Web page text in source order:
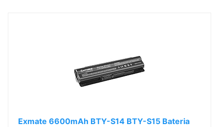
Exmate 6600mAh BTY-S14 BTY-S15 Bateria